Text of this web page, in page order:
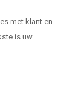
met klant en
is uw